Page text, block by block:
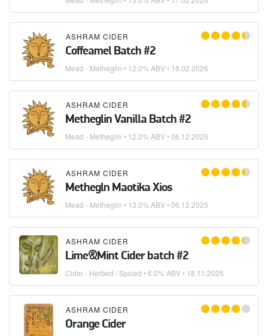
ASHRAM CIDER
Coffeamel Batch #2
Mead - Metheglin • 12.0% ABV • 16.02.2026
ASHRAM CIDER
Metheglin Vanilla Batch #2
Mead - Metheglin • 12.0% ABV •06.12.2025
ASHRAM CIDER
Methegln Maotika Xios
Mead - Metheglin • 13.0% ABV •06.12.2025
ASHRAM CIDER
Lime&Mint Cider batch #2
Cider - Herbed / Spiced • 6.0% ABV • 18.11.2025
ASHRAM CIDER
Orange Cider